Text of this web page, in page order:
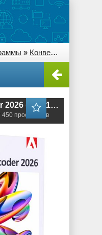
» Конверторы
Adobe Media Encoder 2026 (26.3.1.1)
450 просмотров